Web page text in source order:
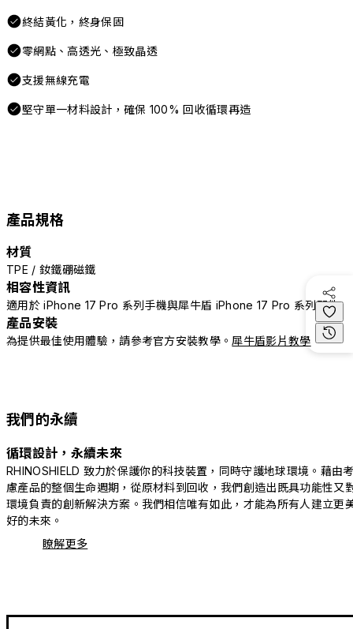
終結黃化，終身保固
零網點、高透光、極致晶透
支援無線充電
堅守單一材料設計，確保 100% 回收循環再造
產品規格
材質
TPE / 釹鐵硼磁鐵
相容性資訊
適用於 iPhone 17 Pro 系列手機與犀牛盾 iPhone 17 Pro 系列配件
產品安裝
為提供最佳使用體驗，請參考官方安裝教學。 犀牛盾影片教學
我們的永續
循環設計，永續未來
RHINOSHIELD 致力於保護你的科技裝置，同時守護地球環境。藉由
慮產品的整個生命週期，從原材料到回收，我們創造出既具功能性又
環境負責的創新解決方案。我們相信唯有如此，才能為所有人建立更
好的未來。
瞭解更多